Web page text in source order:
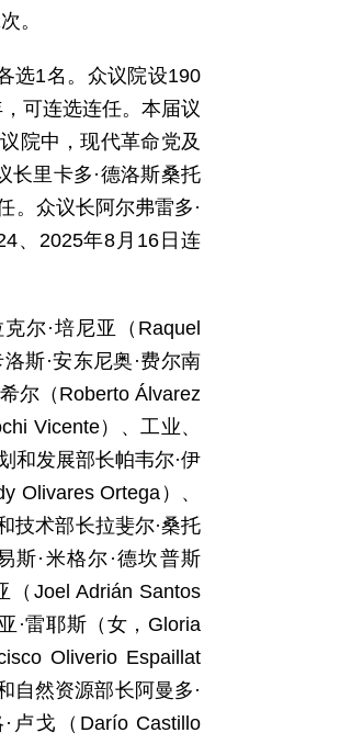
。
选1名。众议院设190
可连选连任。本届议
院中，现代革命党及
长里卡多·德洛斯桑托
。众议长阿尔弗雷多·
、2025年8月16日连
尔·培尼亚（Raquel
斯·安东尼奥·费尔南
尔（Roberto Álvarez
Vicente）、工业、
和发展部长帕韦尔·伊
Olivares Ortega）、
技术部长拉斐尔·桑托
斯·米格尔·德坎普斯
（Joel Adrián Santos
·雷耶斯（女，Gloria
Oliverio Espaillat
自然资源部长阿曼多·
卢戈（Darío Castillo